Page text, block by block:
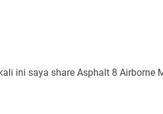
ini saya share Asphalt 8 Airborne